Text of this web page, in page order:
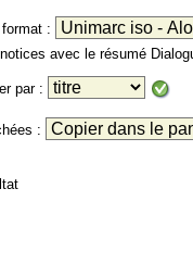
:
avec le résumé
par :
: